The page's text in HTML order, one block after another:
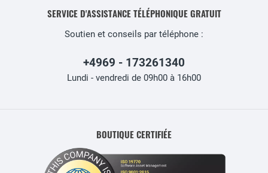
SERVICE D'ASSISTANCE TÉLÉPHONIQUE GRATUIT
Soutien et conseils par téléphone :
+4969 - 173261340
Lundi - vendredi de 09h00 à 16h00
BOUTIQUE CERTIFIÉE